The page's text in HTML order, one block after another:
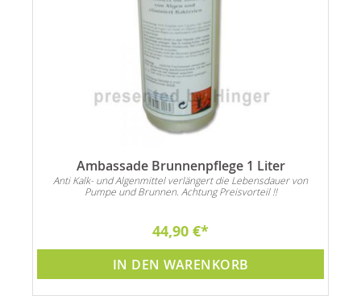
Ambassade Brunnenpflege 1 Liter
Anti Kalk- und Algenmittel verlängert die Lebensdauer von
Pumpe und Brunnen. Achtung Preisvorteil !!
44,90 €
IN DEN WARENKORB